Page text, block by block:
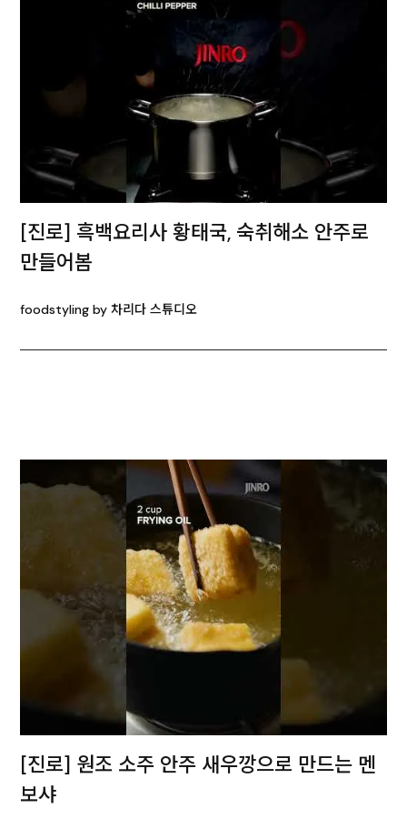
[진로] 흑백요리사 황태국, 숙취해소 안주로
만들어봄
foodstyling by 차리다 스튜디오
[진로] 원조 소주 안주 새우깡으로 만드는 멘
보샤